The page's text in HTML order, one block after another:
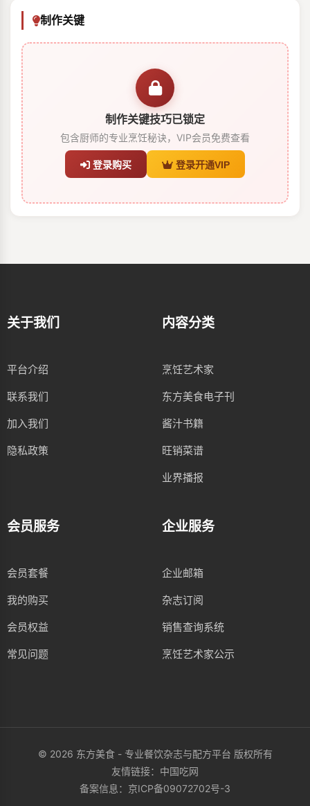
制作关键
制作关键技巧已锁定
包含厨师的专业烹饪秘诀，VIP会员免费查看
登录购买 登录开通VIP
关于我们
平台介绍
联系我们
加入我们
隐私政策
内容分类
烹饪艺术家
东方美食电子刊
酱汁书籍
旺销菜谱
业界播报
会员服务
会员套餐
我的购买
会员权益
常见问题
企业服务
企业邮箱
杂志订阅
销售查询系统
烹饪艺术家公示
© 2026 东方美食 - 专业餐饮杂志与配方平台 版权所有
友情链接： 中国吃网
备案信息： 京ICP备09072702号-3